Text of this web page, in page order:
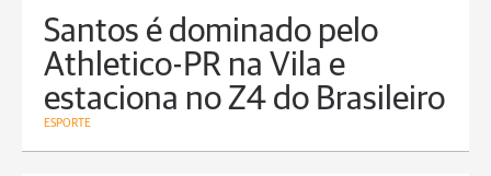
Santos é dominado pelo
Athletico-PR na Vila e
estaciona no Z4 do Brasileiro
ESPORTE